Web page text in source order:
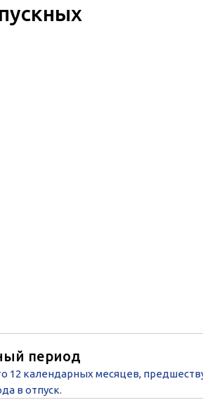
период
12 календарных месяцев,
в отпуск.